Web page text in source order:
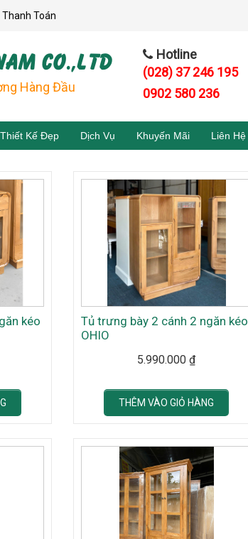
Thanh Toán
CO.,LTD
Hàng Đầu
Hotline
(028) 37 246 195
0902 580 236
Kế Đẹp Dịch Vụ Khuyến Mãi Liên Hệ
kéo
Tủ trưng bày 2 cánh 2 ngăn kéo
OHIO
5.990.000₫
THÊM VÀO GIỎ HÀNG